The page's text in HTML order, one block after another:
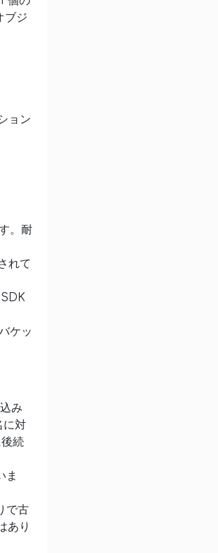
ブジ
ョン
。耐
れて
ケッ
み
に対
続
ま
で古
あり